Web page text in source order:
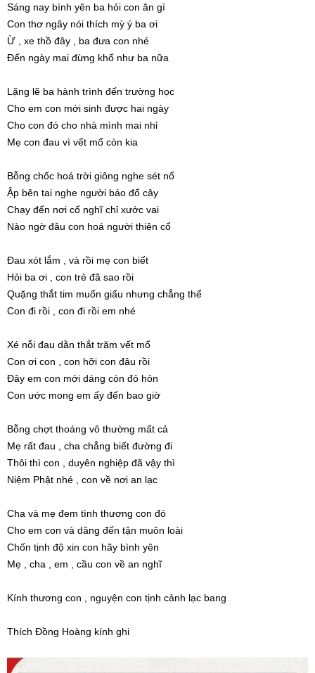
Sáng nay bình yên ba hỏi con ăn gì
Con thơ ngây nói thích mỳ ý ba ơi
Ừ , xe thồ đây , ba đưa con nhé
Đến ngày mai đừng khổ như ba nữa
Lặng lẽ ba hành trình đến trường học
Cho em con mới sinh được hai ngày
Cho con đó cho nhà mình mai nhỉ
Mẹ con đau vì vết mổ còn kia
Bỗng chốc hoá trời giông nghe sét nổ
Ập bên tai nghe người báo đổ cây
Chạy đến nơi cố nghĩ chỉ xước vai
Nào ngờ đâu con hoá người thiên cổ
Đau xót lắm , và rồi mẹ con biết
Hỏi ba ơi , con trẻ đã sao rồi
Quặng thắt tim muốn giấu nhưng chẳng thể
Con đi rồi , con đi rồi em nhé
Xé nỗi đau dằn thắt trăm vết mổ
Con ơi con , con hỡi con đâu rồi
Đây em con mới dáng còn đỏ hỏn
Con ước mong em ấy đến bao giờ
Bỗng chợt thoáng vô thường mất cả
Mẹ rất đau , cha chẳng biết đường đi
Thôi thì con , duyên nghiệp đã vậy thì
Niệm Phật nhé , con về nơi an lạc
Cha và mẹ đem tình thương con đó
Cho em con và dâng đến tận muôn loài
Chốn tịnh độ xin con hãy bình yên
Mẹ , cha , em , cầu con về an nghĩ
Kính thương con , nguyện con tịnh cảnh lạc bang
Thích Đồng Hoàng kính ghi